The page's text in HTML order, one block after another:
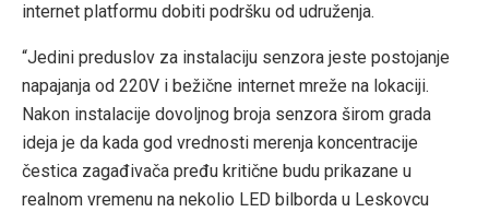
internet platformu dobiti podršku od udruženja.
“Jedini preduslov za instalaciju senzora jeste postojanje
napajanja od 220V i bežične internet mreže na lokaciji.
Nakon instalacije dovoljnog broja senzora širom grada
ideja je da kada god vrednosti merenja koncentracije
čestica zagađivača pređu kritične budu prikazane u
realnom vremenu na nekolio LED bilborda u Leskovcu